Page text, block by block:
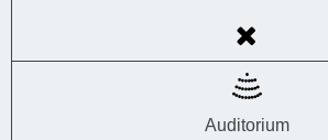
Auditorium